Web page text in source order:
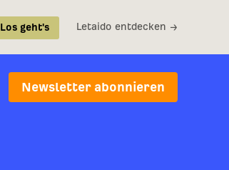
Los geht's Letaido entdecken →
Newsletter abonnieren